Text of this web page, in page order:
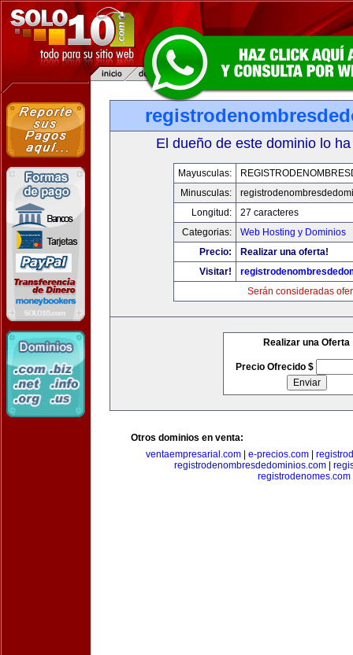
El dueño de este dominio lo
Mayusculas:
Minusculas:
Longitud:
27 caracteres
Categorias:
Web Hosting y Dominios
Precio:
Realizar una oferta!
Visitar!
Serán consideradas
Realizar una Oferta
Precio Ofrecido $
Otros dominios en venta:
ventaempresarial.com| e-precios.com|
registrodenombresdedominios.com
registrodenomes.com